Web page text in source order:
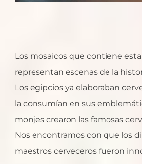
Los mosaicos que contiene
representan escenas de la
Los egipcios ya elaboraban
la consumían en sus
monjes crearon las famosas
Nos encontramos con que los
maestros cerveceros fueron